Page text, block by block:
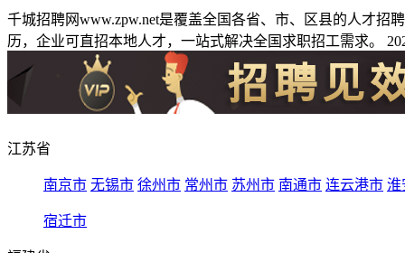
千城招聘网www.zpw.net是覆盖全国各省、市、区县的人才
历，企业可直招本地人才，一站式解决全国求职招工需求。
江苏省
南京市 无锡市 徐州市 常州市 苏州市 南通市 连云港市 淮
宿迁市